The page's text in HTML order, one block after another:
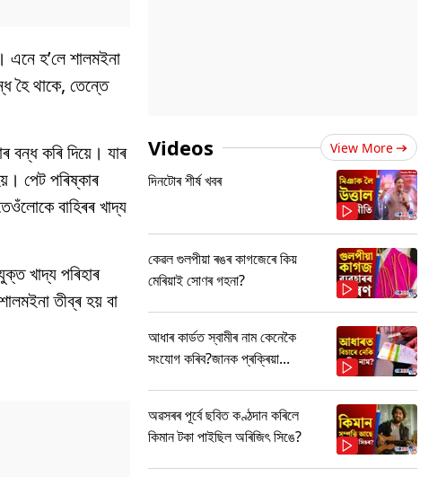
এনে হ’লে শালমইনা
হৈ থাকে, তেন্তে
বন্ধ কৰি দিয়ে। যাৰ
পেট পৰিষ্কাৰ
বাহিৰৰ খাদ্য
খাদ্য পৰিহাৰ
তীব্ৰ হয় বা
Videos View More
দিনটোৰ শীৰ্ষ খবৰ
কেৱল গুলপীয়া ৰঙৰ কাগজেৰে কিয়
মেৰিয়াই সোণৰ গহনা?
আধাৰ কাৰ্ডত স্বামীৰ নাম কেনেকৈ
সংযোগ কৰিব?জানক প্ৰক্ৰিয়া...
অৱসৰৰ পূৰ্বে ছবিত কণ্ঠদান কৰিলে
কিমান টকা পাইছিল অৰিজিৎ সিঙে?